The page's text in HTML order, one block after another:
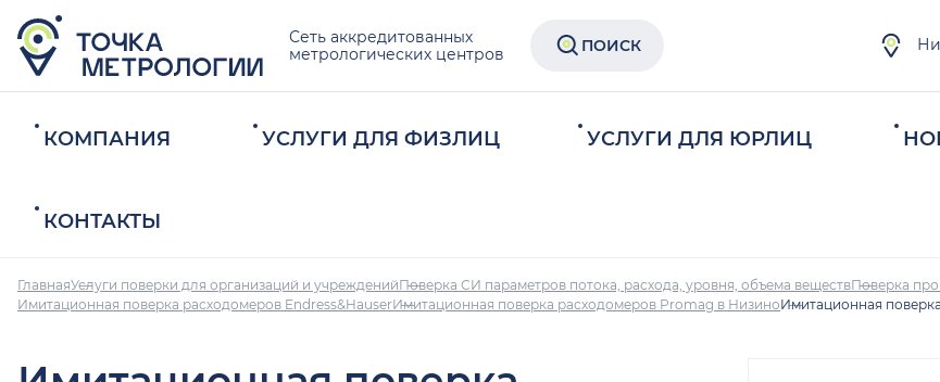
Сеть аккредитованных
метрологических центров
ПОИСК
КОМПАНИЯ УСЛУГИ ДЛЯ ФИЗЛИЦ УСЛУГИ ДЛЯ ЮРЛИЦ
КОНТАКТЫ
ГлавнаяУслуги поверки для организаций и учрежденийПоверка СИ параметров потока, расхода, уровня, объема веществПоверка
Имитационная поверка расходомеров Endress&HauserИмитационная поверка расходомеров Promag в НизиноИмитационная